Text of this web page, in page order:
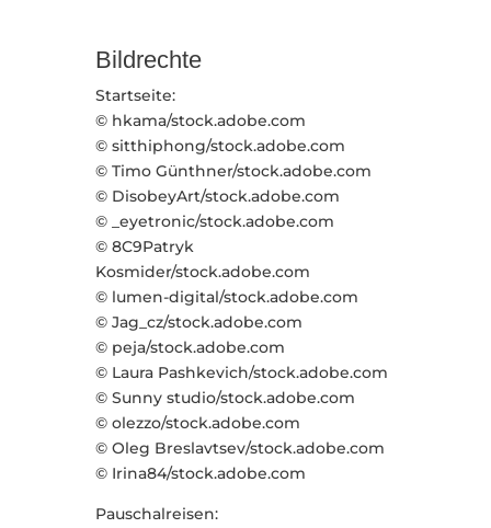
Bildrechte
Startseite:
© hkama/stock.adobe.com
© sitthiphong/stock.adobe.com
© Timo Günthner/stock.adobe.com
© DisobeyArt/stock.adobe.com
© _eyetronic/stock.adobe.com
© 8C9Patryk
Kosmider/stock.adobe.com
© lumen-digital/stock.adobe.com
© Jag_cz/stock.adobe.com
© peja/stock.adobe.com
© Laura Pashkevich/stock.adobe.com
© Sunny studio/stock.adobe.com
© olezzo/stock.adobe.com
© Oleg Breslavtsev/stock.adobe.com
© Irina84/stock.adobe.com
Pauschalreisen: